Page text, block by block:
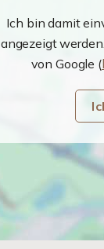
Ich bin damit
angezeigt
von Google (